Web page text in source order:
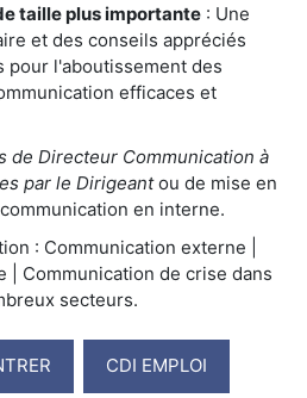
taille plus importante : Une
et des conseils appréciés
pour l'aboutissement des
efficaces et
de Directeur Communication à
par le Dirigeantou de mise en
en interne.
: Communication externe |
| Communication de crise dans
secteurs.
CDI EMPLOI